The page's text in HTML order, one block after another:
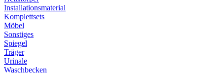
Installationsmaterial
Komplettsets
Möbel
Sonstiges
Spiegel
Träger
Urinale
Waschbecken